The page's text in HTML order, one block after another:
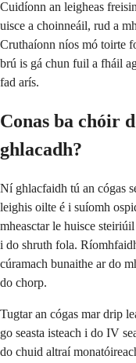
Cuidíonn an leigheas
uisce a choinneáil, rud a
Cruthaíonn níos mó toirte
brú is gá chun fuil a fháil
fad arís.
Conas ba chóir
ghlacadh?
Ní ghlacfaidh tú an cógas
leighis oilte é i suíomh
mheasctar le huisce
i do shruth fola.
cúramach bunaithe ar do
do chorp.
Tugtar an cógas mar drip
go seasta isteach i do IV
do chuid altraí